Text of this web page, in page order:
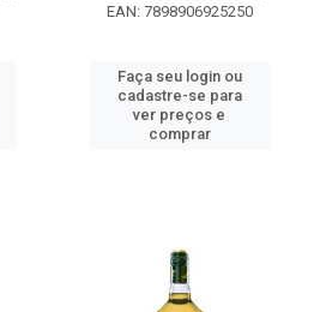
EAN: 7898906925250
Faça seu login ou
cadastre-se para
ver preços e
comprar